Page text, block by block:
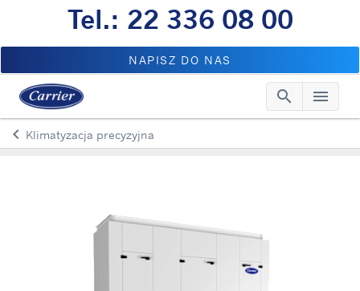
Tel.: 22 336 08 00
NAPISZ DO NAS
search menu
keyboard_arrow_leftArrow back
Klimatyzacja precyzyjna